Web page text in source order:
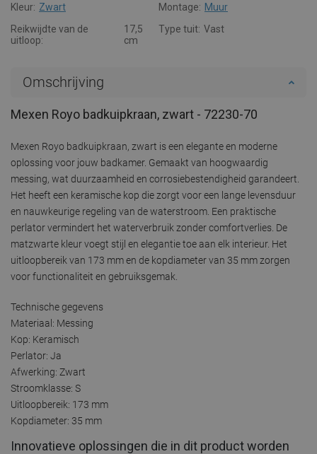
Kleur: Zwart Montage: Muur
Reikwijdte van de
uitloop:
17,5
cm
Type tuit: Vast
Omschrijving
Mexen Royo badkuipkraan, zwart - 72230-70
Mexen Royo badkuipkraan, zwart is een elegante en moderne
oplossing voor jouw badkamer. Gemaakt van hoogwaardig
messing, wat duurzaamheid en corrosiebestendigheid garandeert.
Het heeft een keramische kop die zorgt voor een lange levensduur
en nauwkeurige regeling van de waterstroom. Een praktische
perlator vermindert het waterverbruik zonder comfortverlies. De
matzwarte kleur voegt stijl en elegantie toe aan elk interieur. Het
uitloopbereik van 173 mm en de kopdiameter van 35 mm zorgen
voor functionaliteit en gebruiksgemak.
Technische gegevens
Materiaal: Messing
Kop: Keramisch
Perlator: Ja
Afwerking: Zwart
Stroomklasse: S
Uitloopbereik: 173 mm
Kopdiameter: 35 mm
Innovatieve oplossingen die in dit product worden